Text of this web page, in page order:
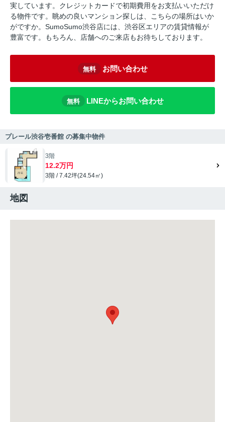
実しています。クレジットカードで初期費用をお支払いいただけ
る物件です。眺めの良いマンション探しは、こちらの場所はいか
がですか。SumoSumo渋谷店には、渋谷区エリアの賃貸情報が
豊富です。もちろん、店舗へのご来店もお待ちしております。
無料 お問い合わせ
無料 LINEからお問い合わせ
プレール渋谷壱番館 の募集中物件
3階
12.2万円
3階 / 7.42坪(24.54㎡)
地図